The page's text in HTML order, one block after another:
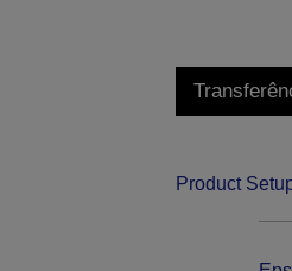
Product